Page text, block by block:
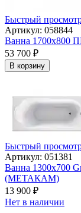
Быстрый
Артикул: 058844
Ванна 1700x800
53 700 ₽
В корзину
Быстрый
Артикул: 051381
Ванна 1300х700
(МЕТАКАМ)
13 900 ₽
Нет в наличии